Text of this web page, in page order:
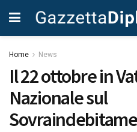
Home News
Il 22 ottobre in
Nazionale sul